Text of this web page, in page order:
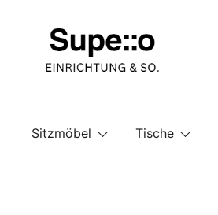
Sitzmöbel
Tische